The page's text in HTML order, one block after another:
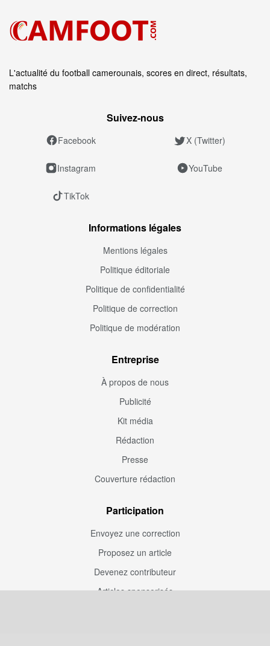
L'actualité du football camerounais, scores en direct, résultats,
matchs
Suivez‑nous
Facebook X (Twitter)
Instagram YouTube
TikTok
Informations légales
Mentions légales
Politique éditoriale
Politique de confidentialité
Politique de correction
Politique de modération
Entreprise
À propos de nous
Publicité
Kit média
Rédaction
Presse
Couverture rédaction
Participation
Envoyez une correction
Proposez un article
Devenez contributeur
Articles sponsorisés